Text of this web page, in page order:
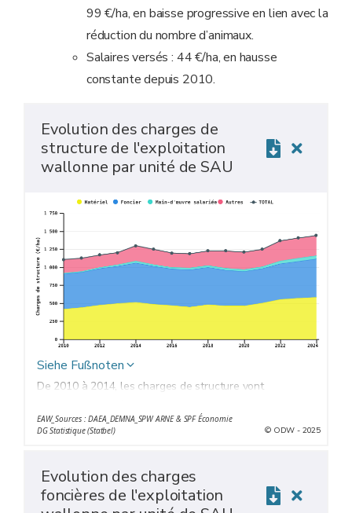
99 €/ha, en baisse progressive en lien avec la
réduction du nombre d’animaux.
Salaires versés : 44 €/ha, en hausse
constante depuis 2010.
Evolution des charges de
structure de l'exploitation
wallonne par unité de SAU
Siehe Fußnoten
De 2010 à 2014, les charges de structure vont
stabiliser jusqu’en 2021. En 2022, la forte inflation les
EAW_Sources : DAEA_DEMNA_SPW ARNE & SPF Économie
DG Statistique (Statbel)
© ODW - 2025
Evolution des charges
foncières de l'exploitation